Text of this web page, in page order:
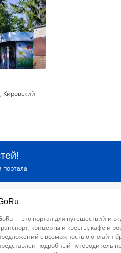
Кировский
портала
— это портал для путешествий и
концерты и квесты, кафе и
с возможностью онлайн-
подробный путеводитель